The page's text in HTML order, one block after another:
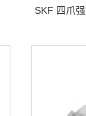
SKF 四爪